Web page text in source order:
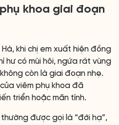
khoa giai đoạn
khi chị em xuất hiện đồng
hư có mùi hôi, ngứa rát vùng
còn là giai đoạn nhẹ.
viêm phụ khoa đã
triển hoặc mãn tính.
được gọi là “đới hạ”,